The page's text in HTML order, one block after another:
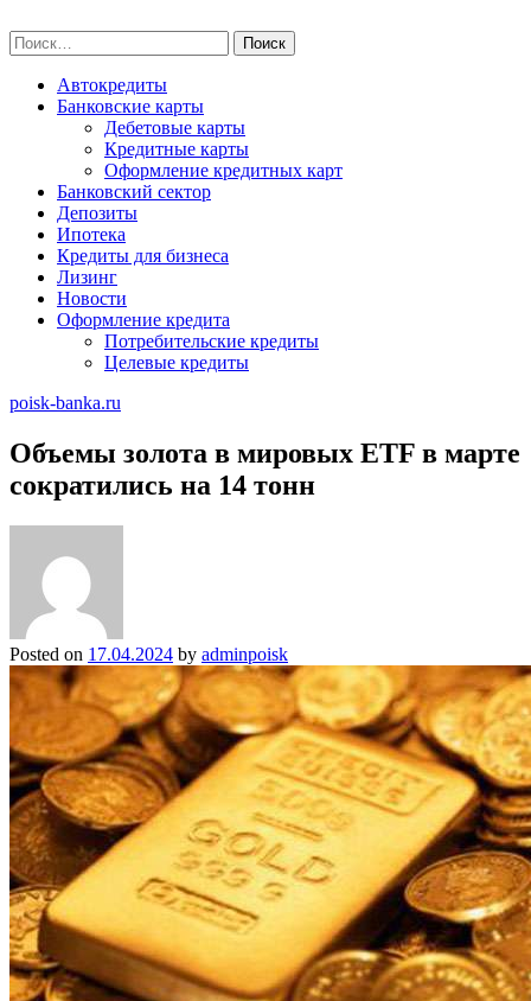
to
content
Найти:
Автокредиты
Банковские карты
Дебетовые карты
Кредитные карты
Оформление кредитных карт
Банковский сектор
Депозиты
Ипотека
Кредиты для бизнеса
Лизинг
Новости
Оформление кредита
Потребительские кредиты
Целевые кредиты
poisk-banka.ru
Объемы золота в мировых ETF в марте
сократились на 14 тонн
Posted on 17.04.2024 by adminpoisk